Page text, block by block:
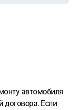
автомобиля
договора. Если